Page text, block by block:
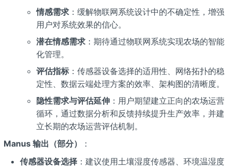
情感需求：缓解物联网系统设计中的不确定性，增强
用户对系统效果的信心。
潜在情感需求：期待通过物联网系统实现农场的智能
化管理。
评估指标：传感器设备选择的适用性、网络拓扑的稳
定性、数据云端处理方案的效率、架构图的清晰度。
隐性需求与评估延伸：用户期望建立正向的农场运营
循环，通过数据分析和反馈持续提升生产效率，并建
立长期的农场运营评估机制。
Manus 输出（部分）
：
传感器设备选择：建议使用土壤湿度传感器、环境温湿度